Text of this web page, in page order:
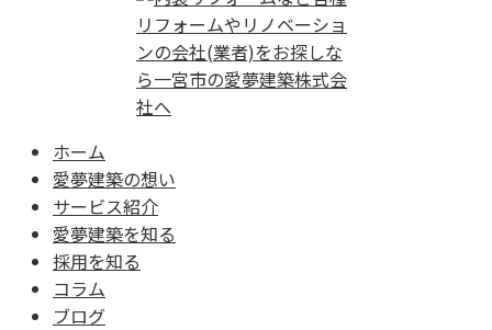
ホーム
愛夢建築の想い
サービス紹介
愛夢建築を知る
採用を知る
コラム
ブログ